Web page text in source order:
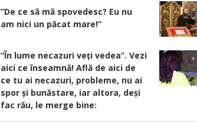
”De ce să mă spovedesc? Eu nu
am nici un păcat mare!”
“În lume necazuri veţi vedea”. Vezi
aici ce înseamnă! Află de aici de
ce tu ai necazuri, probleme, nu ai
spor şi bunăstare, iar altora, deşi
fac rău, le merge bine: